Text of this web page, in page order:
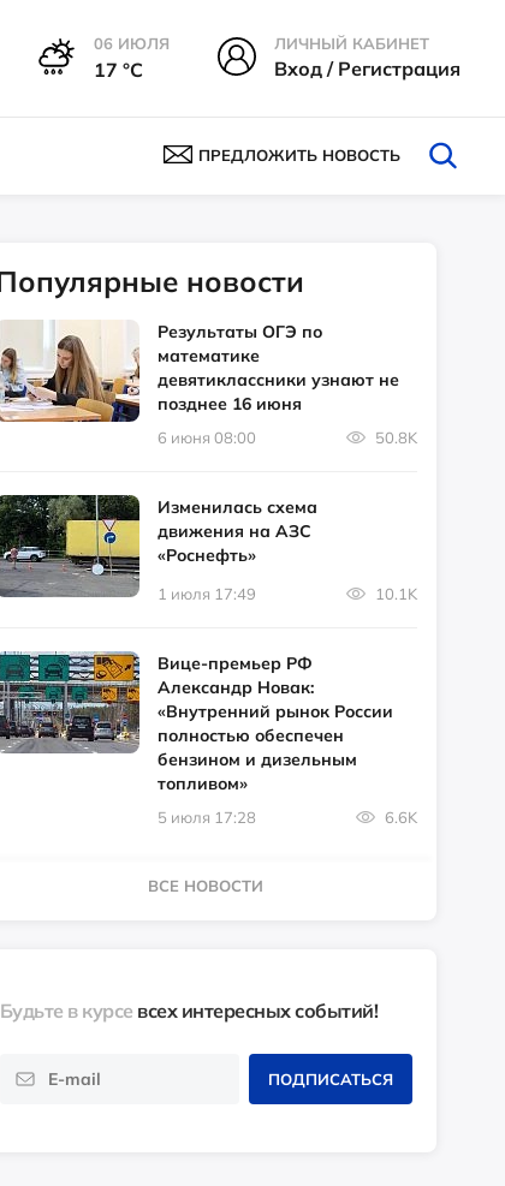
06 ИЮЛЯ
17 °С
ЛИЧНЫЙ КАБИНЕТ
Вход / Регистрация
ПРЕДЛОЖИТЬ НОВОСТЬ
Популярные новости
Результаты ОГЭ по
математике
девятиклассники узнают не
позднее 16 июня
6 июня 08:00 50.8K
Изменилась схема
движения на АЗС
«Роснефть»
1 июля 17:49 10.1K
Вице-премьер РФ
Александр Новак:
«Внутренний рынок России
полностью обеспечен
бензином и дизельным
топливом»
5 июля 17:28 6.6K
ВСЕ НОВОСТИ
Будьте в курсе всех интересных событий!
ПОДПИСАТЬСЯ